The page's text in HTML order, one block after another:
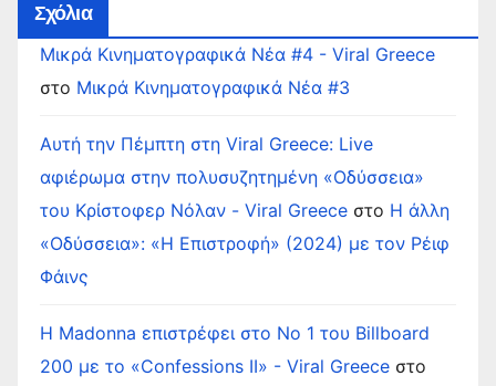
Σχόλια
Μικρά Κινηματογραφικά Νέα #4 - Viral Greece
στο Μικρά Κινηματογραφικά Νέα #3
Αυτή την Πέμπτη στη Viral Greece: Live
αφιέρωμα στην πολυσυζητημένη «Οδύσσεια»
του Κρίστοφερ Νόλαν - Viral Greece στο Η άλλη
«Οδύσσεια»: «Η Επιστροφή» (2024) με τον Ρέιφ
Φάινς
Η Madonna επιστρέφει στο Νο 1 του Billboard
200 με το «Confessions II» - Viral Greece στο